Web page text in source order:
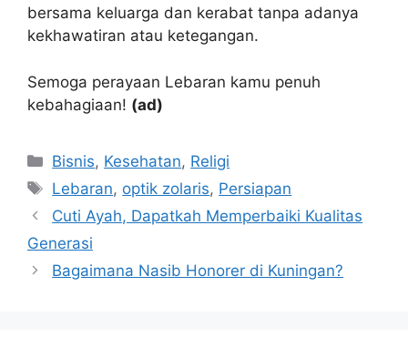
bersama keluarga dan kerabat tanpa adanya
kekhawatiran atau ketegangan.
Semoga perayaan Lebaran kamu penuh
kebahagiaan! (ad)
Kategori
Bisnis, Kesehatan, Religi
Tag
Lebaran, optik zolaris, Persiapan
Cuti Ayah, Dapatkah Memperbaiki Kualitas
Generasi
Bagaimana Nasib Honorer di Kuningan?